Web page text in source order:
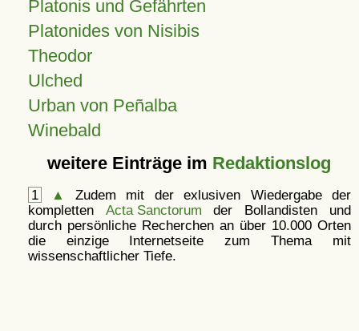
Platonis und Gefährten
Platonides von Nisibis
Theodor
Ulched
Urban von Peñalba
Winebald
weitere Einträge im Redaktionslog
1 ▲
Zudem mit der exlusiven Wiedergabe der
kompletten Acta Sanctorum der Bollandisten und
durch persönliche Recherchen an über 10.000 Orten
die einzige Internetseite zum Thema mit
wissenschaftlicher Tiefe.